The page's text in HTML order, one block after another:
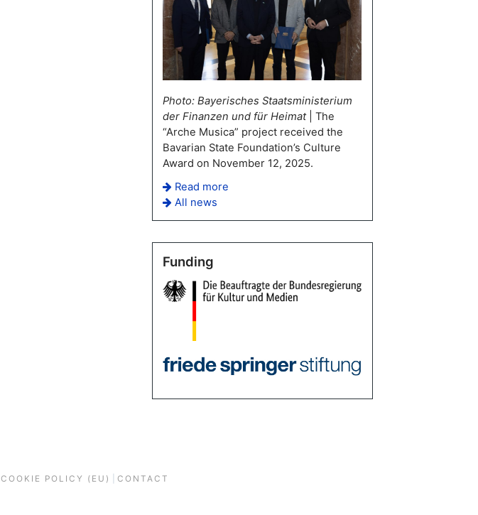
Photo: Bayerisches Staatsministerium
der Finanzen und für Heimat| The
“Arche Musica” project received the
Bavarian State Foundation’s Culture
Award on November 12, 2025.
Read more
All news
Funding
COOKIE POLICY (EU) CONTACT